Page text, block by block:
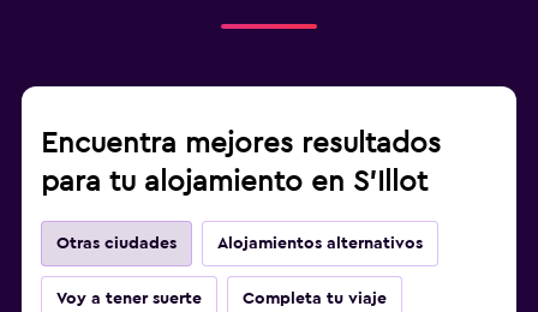
Encuentra mejores resultados
para tu alojamiento en S'Illot
Otras ciudades Alojamientos alternativos
Voy a tener suerte Completa tu viaje